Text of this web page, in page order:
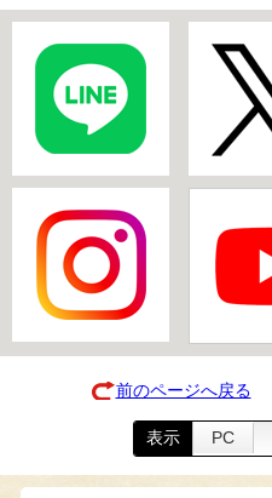
前のページへ戻る
表示 PC